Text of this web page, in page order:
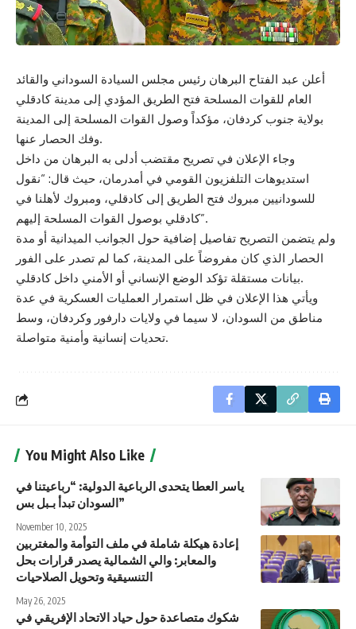
أعلن عبد الفتاح البرهان رئيس مجلس السيادة السوداني والقائد
العام للقوات المسلحة فتح الطريق المؤدي إلى مدينة كادقلي
بولاية جنوب كردفان، مؤكداً وصول القوات المسلحة إلى المدينة
وفك الحصار عنها.
وجاء الإعلان في تصريح مقتضب أدلى به البرهان من داخل
استديوهات التلفزيون القومي في أمدرمان، حيث قال: “نقول
للسودانيين مبروك فتح الطريق إلى كادقلي، ومبروك لأهلنا في
كادقلي بوصول القوات المسلحة إليهم”.
ولم يتضمن التصريح تفاصيل إضافية حول الجوانب الميدانية أو مدة
الحصار الذي كان مفروضاً على المدينة، كما لم تصدر على الفور
بيانات مستقلة تؤكد الوضع الإنساني أو الأمني داخل كادقلي.
ويأتي هذا الإعلان في ظل استمرار العمليات العسكرية في عدة
مناطق من السودان، لا سيما في ولايات دارفور وكردفان، وسط
تحديات إنسانية وأمنية متواصلة.
You Might Also Like
ياسر العطا يتحدى الرباعية الدولية: “رباعيتنا في
السودان تبدأ بـبل بس”
November 10, 2025
إعادة هيكلة شاملة في ملف التوأمة والمغتربين
والمعابر: والي الشمالية يصدر قرارات بحل
التنسيقية وتحويل الصلاحيات
May 26, 2025
شكوك متصاعدة حول حياد الاتحاد الإفريقي في